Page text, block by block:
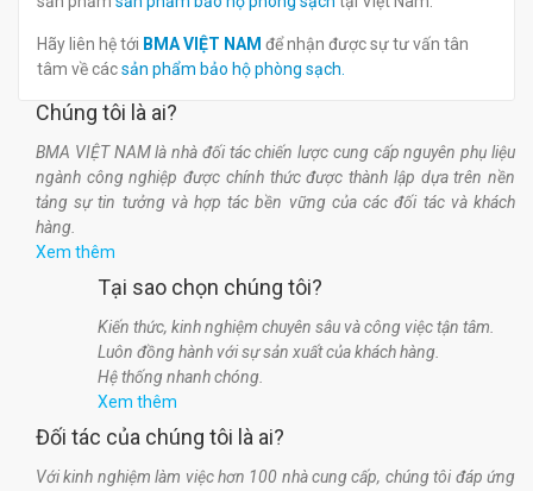
Hãy liên hệ tới BMA VIỆT NAM để nhận được sự tư vấn tân
tâm về cácsản phẩm bảo hộ phòng sạch.
Chúng tôi là ai?
BMA VIỆT NAM là nhà đối tác chiến lược cung cấp nguyên phụ liệu
ngành công nghiệp được chính thức được thành lập dựa trên nền
tảng sự tin tưởng và hợp tác bền vững của các đối tác và khách
hàng.
Xem thêm
Tại sao chọn chúng tôi?
Kiến thức, kinh nghiệm chuyên sâu và công việc tận tâm.
Luôn đồng hành với sự sản xuất của khách hàng.
Hệ thống nhanh chóng.
Xem thêm
Đối tác của chúng tôi là ai?
Với kinh nghiệm làm việc hơn 100 nhà cung cấp, chúng tôi đáp ứng